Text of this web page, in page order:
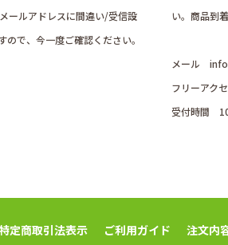
ールアドレスに間違い/受信設
で、今一度ご確認ください。
い。商品到
メール
フリーアク
受付時間
定商取引法表示 ご利用ガイド 注文内